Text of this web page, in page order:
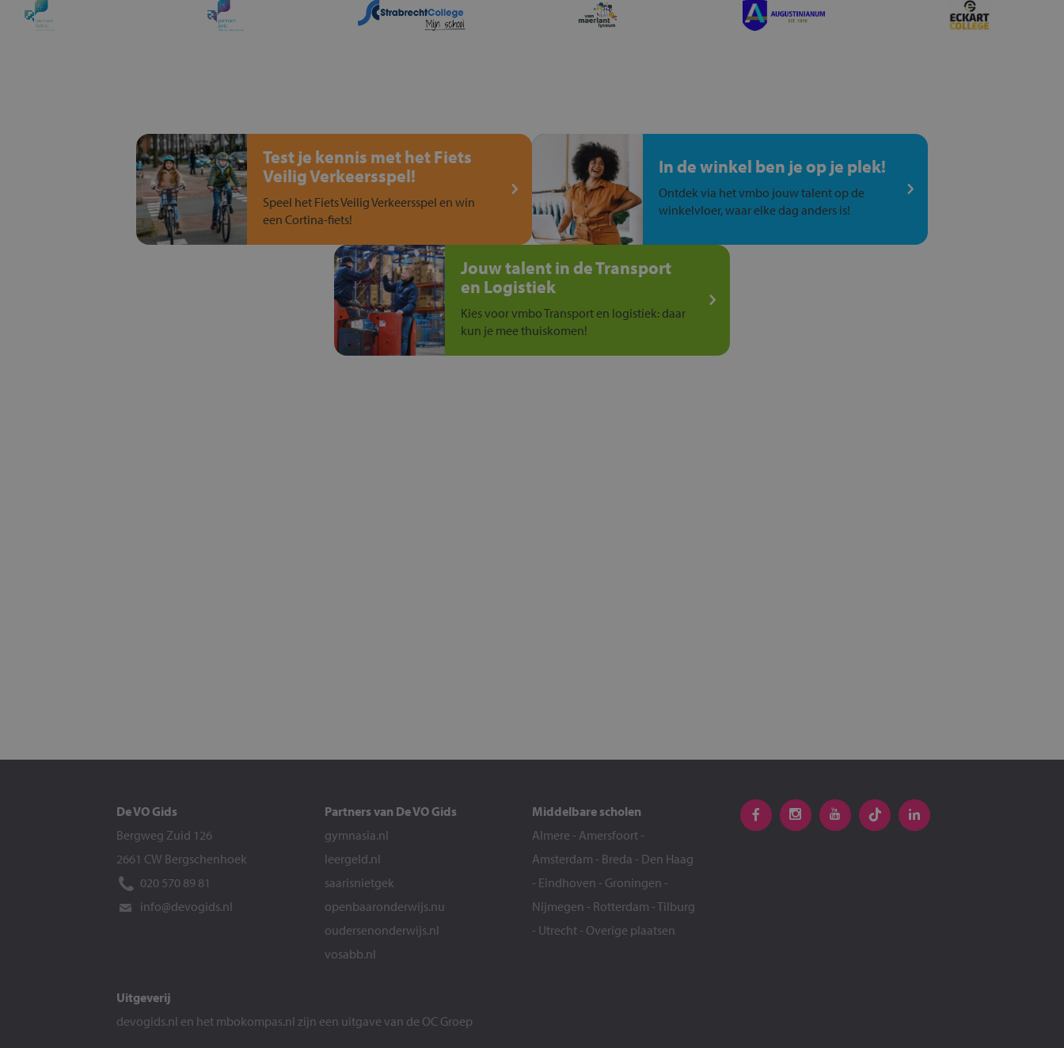
Test je kennis met het Fiets
Veilig Verkeersspel!
Speel het Fiets Veilig Verkeersspel en win
een Cortina-fiets!
In de winkel ben je op je plek!
Ontdek via het vmbo jouw talent op de
winkelvloer, waar elke dag anders is!
Jouw talent in de Transport
en Logistiek
Kies voor vmbo Transport en logistiek: daar
kun je mee thuiskomen!
De VO Gids
Bergweg Zuid 126
2661 CW Bergschenhoek
020 570 89 81
info@devogids.nl
Partners van De VO Gids
gymnasia.nl
leergeld.nl
saarisnietgek
openbaaronderwijs.nu
oudersenonderwijs.nl
vosabb.nl
Middelbare scholen
Almere - Amersfoort -
Amsterdam - Breda - Den Haag
- Eindhoven - Groningen -
Nijmegen - Rotterdam -Tilburg
- Utrecht - Overige plaatsen
Uitgeverij
devogids.nl en het mbokompas.nl zijn een uitgave van de OC Groep